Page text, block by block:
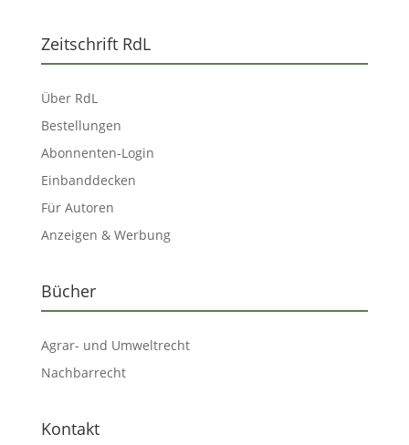
Zeitschrift RdL
Über RdL
Bestellungen
Abonnenten-Login
Einbanddecken
Für Autoren
Anzeigen & Werbung
Bücher
Agrar- und Umweltrecht
Nachbarrecht
Kontakt